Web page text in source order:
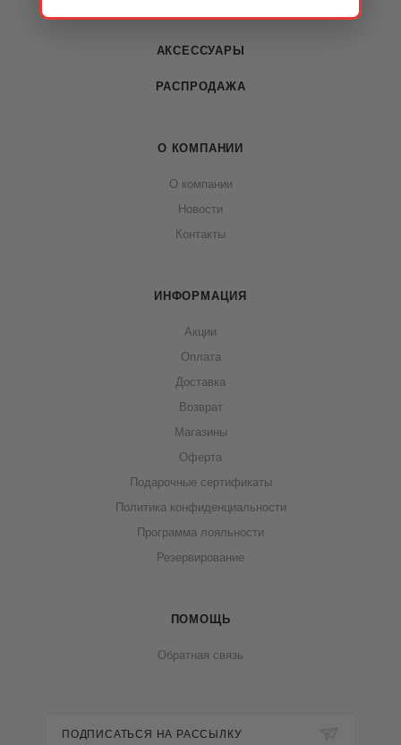
СУМКИ
АКСЕССУАРЫ
РАСПРОДАЖА
О КОМПАНИИ
О компании
Новости
Контакты
ИНФОРМАЦИЯ
Акции
Оплата
Доставка
Возврат
Магазины
Оферта
Подарочные сертификаты
Политика конфиденциальности
Программа лояльности
Резервирование
ПОМОЩЬ
Обратная связь
ПОДПИСАТЬСЯ НА РАССЫЛКУ